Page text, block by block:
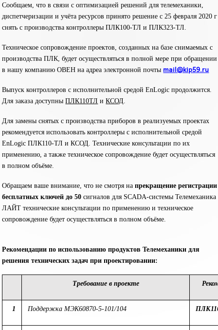
Сообщаем, что в связи с оптимизацией решений для телемеханики,
диспетчеризации и учёта ресурсов принято решение с 25 февраля 2020 г
снять с производства контроллеры ПЛК100-ТЛ и ПЛК323-ТЛ.
Техническое сопровождение проектов, созданных на базе снимаемых с
производства ПЛК, будет осуществляться в полной мере при обращении
в нашу компанию ОВЕН на адреа электронной почты mail@kip59.ru
Выпуск контроллеров с исполнительной средой EnLogic продолжится.
Для заказа доступныПЛК110ТЛ иКСОД.
Для замены снятых с производства приборов в реализуемых проектах
рекомендуется использовать контроллеры с исполнительной средой
EnLogic ПЛК110-ТЛ и КСОД. Технические консультации по их
применению, а также техническое сопровождение будет осуществляться
в полном объёме.
Обращаем ваше внимание, что не смотря напрекращение регистрации
бесплатных ключей до 50 сигналов для SCADA-системы Телемеханика
ЛАЙТ технические консультации по применению и техническое
сопровождение будет осуществляться в полном объёме.
Рекомендации по использованию продуктов Телемеханики для
решения технических задач при проектировании:
Требование в проекте
1 Поддержка МЭК60870-5-101/104